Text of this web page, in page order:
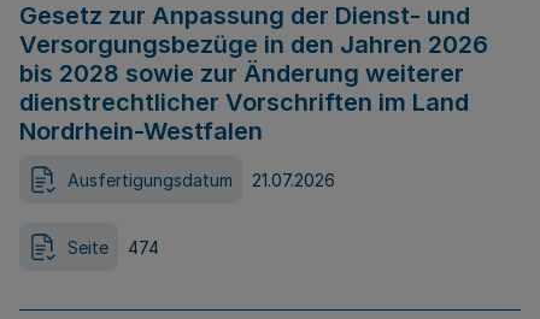
Gesetz zur Anpassung der Dienst- und
Versorgungsbezüge in den Jahren 2026
bis 2028 sowie zur Änderung weiterer
dienstrechtlicher Vorschriften im Land
Nordrhein-Westfalen
Ausfertigungsdatum 21.07.2026
Seite 474